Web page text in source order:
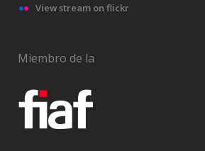
View stream on flickr
Miembro de la